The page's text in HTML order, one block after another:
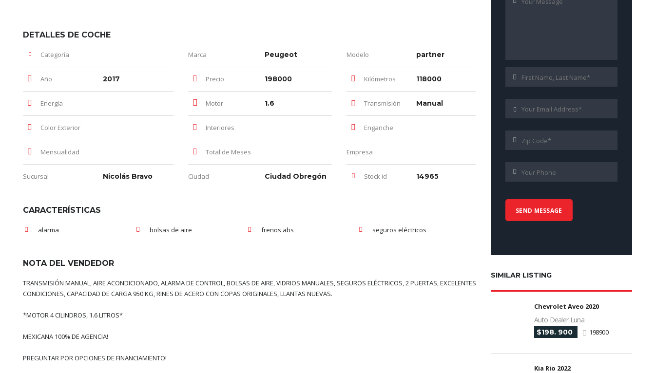
DETALLES DE COCHE
Categoría Marca Peugeot Modelo partner
Año 2017 Precio 198000 Kilómetros 118000
Energía Motor 1.6 Transmisión Manual
Color Exterior Interiores Enganche
Mensualidad Total de Meses Empresa
Sucursal Nicolás Bravo Ciudad Ciudad Obregón Stock id 14965
CARACTERÍSTICAS
alarma bolsas de aire frenos abs seguros eléctricos
NOTA DEL VENDEDOR
TRANSMISIÓN MANUAL, AIRE ACONDICIONADO, ALARMA DE CONTROL, BOLSAS DE AIRE, VIDRIOS MANUALES, SEGUROS ELÉCTRICOS, 2 PUERTAS, EXCELENTES
CONDICIONES, CAPACIDAD DE CARGA 950 KG, RINES DE ACERO CON COPAS ORIGINALES, LLANTAS NUEVAS.
*MOTOR 4 CILINDROS, 1.6 LITROS*
MEXICANA 100% DE AGENCIA!
PREGUNTAR POR OPCIONES DE FINANCIAMIENTO!
SIMILAR LISTING
Chevrolet Aveo 2020
Auto Dealer Luna
$198. 900 198900
Kia Rio 2022